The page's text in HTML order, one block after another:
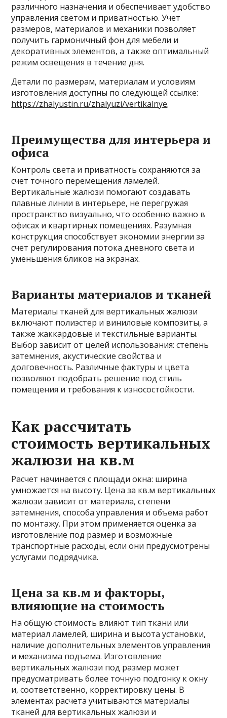
различного назначения и обеспечивает удобство
управления светом и приватностью. Учет
размеров, материалов и механики позволяет
получить гармоничный фон для мебели и
декоративных элементов, а также оптимальный
режим освещения в течение дня.
Детали по размерам, материалам и условиям
изготовления доступны по следующей ссылке:
https://zhalyustin.ru/zhalyuzi/vertikalnye.
Преимущества для интерьера и
офиса
Контроль света и приватность сохраняются за
счет точного перемещения ламелей.
Вертикальные жалюзи помогают создавать
плавные линии в интерьере, не перегружая
пространство визуально, что особенно важно в
офисах и квартирных помещениях. Разумная
конструкция способствует экономии энергии за
счет регулирования потока дневного света и
уменьшения бликов на экранах.
Варианты материалов и тканей
Материалы тканей для вертикальных жалюзи
включают полиэстер и виниловые композиты, а
также жаккардовые и текстильные варианты.
Выбор зависит от целей использования: степень
затемнения, акустические свойства и
долговечность. Различные фактуры и цвета
позволяют подобрать решение под стиль
помещения и требования к износостойкости.
Как рассчитать
стоимость вертикальных
жалюзи на кв.м
Расчет начинается с площади окна: ширина
умножается на высоту. Цена за кв.м вертикальных
жалюзи зависит от материала, степени
затемнения, способа управления и объема работ
по монтажу. При этом применяется оценка за
изготовление под размер и возможные
транспортные расходы, если они предусмотрены
услугами подрядчика.
Цена за кв.м и факторы,
влияющие на стоимость
На общую стоимость влияют тип ткани или
материал ламелей, ширина и высота установки,
наличие дополнительных элементов управления
и механизма подъема. Изготовление
вертикальных жалюзи под размер может
предусматривать более точную подгонку к окну
и, соответственно, корректировку цены. В
элементах расчета учитываются материалы
тканей для вертикальных жалюзи и